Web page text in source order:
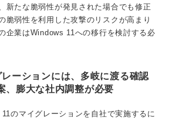
新たな脆弱性が発見された場合でも修正
脆弱性を利用した攻撃のリスクが高まり
企業はWindows 11への移行を検討する必
ーションには、多岐に渡る確認
、膨大な社内調整が必要
のマイグレーションを自社で実施するに